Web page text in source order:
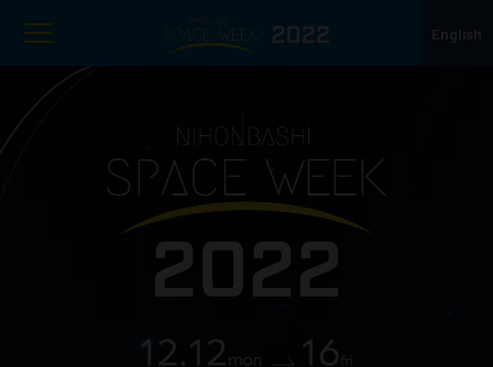
English